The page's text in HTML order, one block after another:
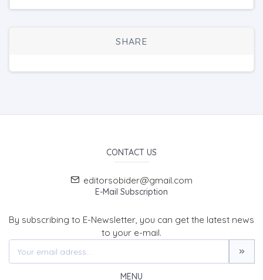
SHARE
CONTACT US
editorsobider@gmail.com
E-Mail Subscription
By subscribing to E-Newsletter, you can get the latest news
to your e-mail.
MENU